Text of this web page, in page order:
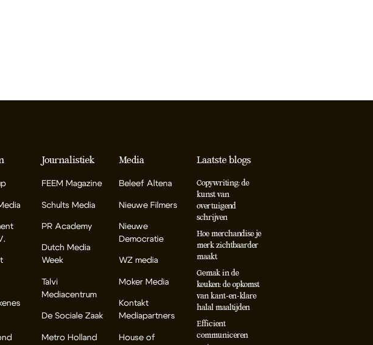
Journalistiek
FEEM Magazine
Schults Media
PR Academy
Dutch Media
Week
Talvi
Mediacentrum
De Sociale Zaak
Metro Holland
Media
Beleef Altena
Nieuwe Filmers
Nieuwe
Democratie
WZ media
Moker Media
Kontakt
Mediapartners
House of
Laatste blogs
Copywriting: de
kunst van
overtuigend
schrijven
Hoe merchandise je
merk zichtbaarder
maakt
Gemak in de
keuken: de opkomst
van kant-en-klare
halal maaltijden
Efficient
communiceren